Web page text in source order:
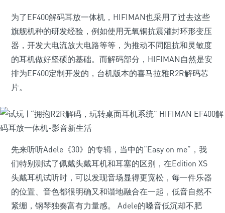
为了EF400解码耳放一体机，HIFIMAN也采用了过去这些
旗舰机种的研发经验，例如使用无氧铜抗震灌封环形变压
器，开发大电流放大电路等等，为推动不同阻抗和灵敏度
的耳机做好坚硕的基础。而解码部分，HIFIMAN自然是安
排为EF400定制开发的，台机版本的喜马拉雅R2R解码芯
片。
先来听听Adele《30》的专辑，当中的“Easy on me”，我
们特别测试了佩戴头戴耳机和耳塞的区别，在Edition XS
头戴耳机试听时，可以发现音场显得更宽松，每一件乐器
的位置、音色都很明确又和谐地融合在一起，低音自然不
紧绷，钢琴独奏富有力量感。 Adele的嗓音低沉却不肥